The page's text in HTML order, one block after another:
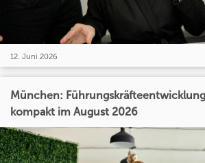
12. Juni 2026
München:
kompakt im August 2026